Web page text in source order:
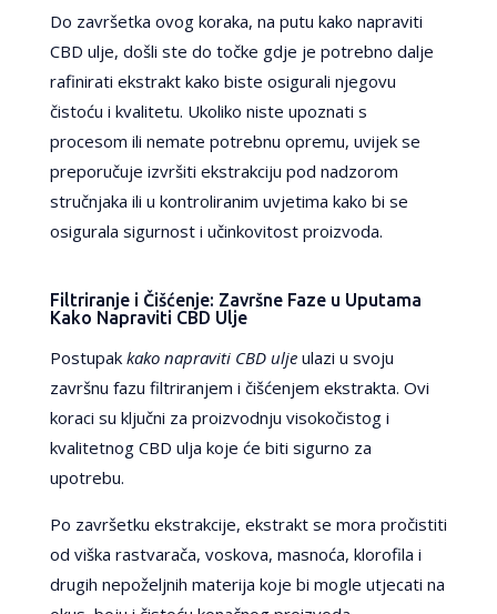
Do završetka ovog koraka, na putu kako napraviti
CBD ulje, došli ste do točke gdje je potrebno dalje
rafinirati ekstrakt kako biste osigurali njegovu
čistoću i kvalitetu. Ukoliko niste upoznati s
procesom ili nemate potrebnu opremu, uvijek se
preporučuje izvršiti ekstrakciju pod nadzorom
stručnjaka ili u kontroliranim uvjetima kako bi se
osigurala sigurnost i učinkovitost proizvoda.
Filtriranje i Čišćenje: Završne Faze u Uputama
Kako Napraviti CBD Ulje
Postupak kako napraviti CBD uljeulazi u svoju
završnu fazu filtriranjem i čišćenjem ekstrakta. Ovi
koraci su ključni za proizvodnju visokočistog i
kvalitetnog CBD ulja koje će biti sigurno za
upotrebu.
Po završetku ekstrakcije, ekstrakt se mora pročistiti
od viška rastvarača, voskova, masnoća, klorofila i
drugih nepoželjnih materija koje bi mogle utjecati na